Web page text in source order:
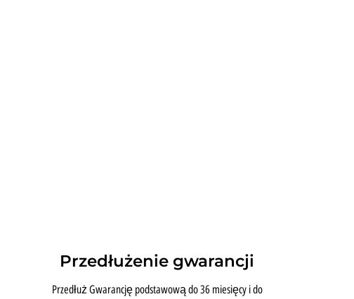
Przedłużenie gwarancji
Przedłuż Gwarancję podstawową do 36 miesięcy i do